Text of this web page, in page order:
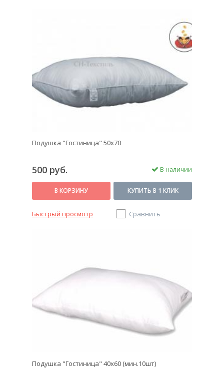
Подушка "Гостиница" 50х70
500 руб. В наличии
В КОРЗИНУ КУПИТЬ В 1 КЛИК
Быстрый просмотр Сравнить
Подушка "Гостиница" 40х60 (мин.10шт)